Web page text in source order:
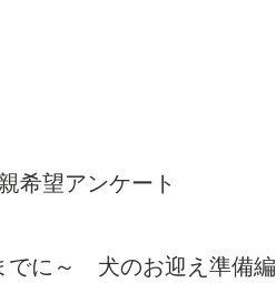
希望アンケート
でに～ 犬のお迎え準備編